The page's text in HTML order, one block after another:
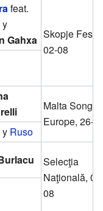
feat.
y
Gahxa Skopje Fest,
02-08
Malta Song
Europe, 26-
y Ruso
Selecţia
Naţională,
08